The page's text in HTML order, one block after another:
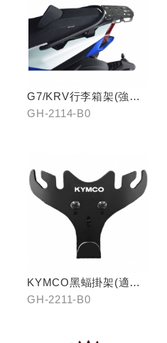
G7/KRV行李箱架(強化)
置物版型
GH-2114-B0
KYMCO黑蝠掛架(適用
原車可收折掛
GH-2211-B0